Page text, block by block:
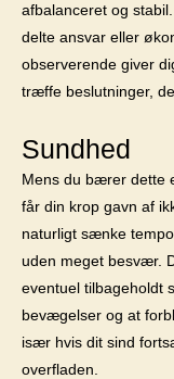
afbalanceret og
delte ansvar eller
observerende giver
træffe beslutninger,
Sundhed
Mens du bærer dette
får din krop gavn af
naturligt sænke
uden meget besvær.
eventuel tilbageholdt
bevægelser og at
især hvis dit sind
overfladen.